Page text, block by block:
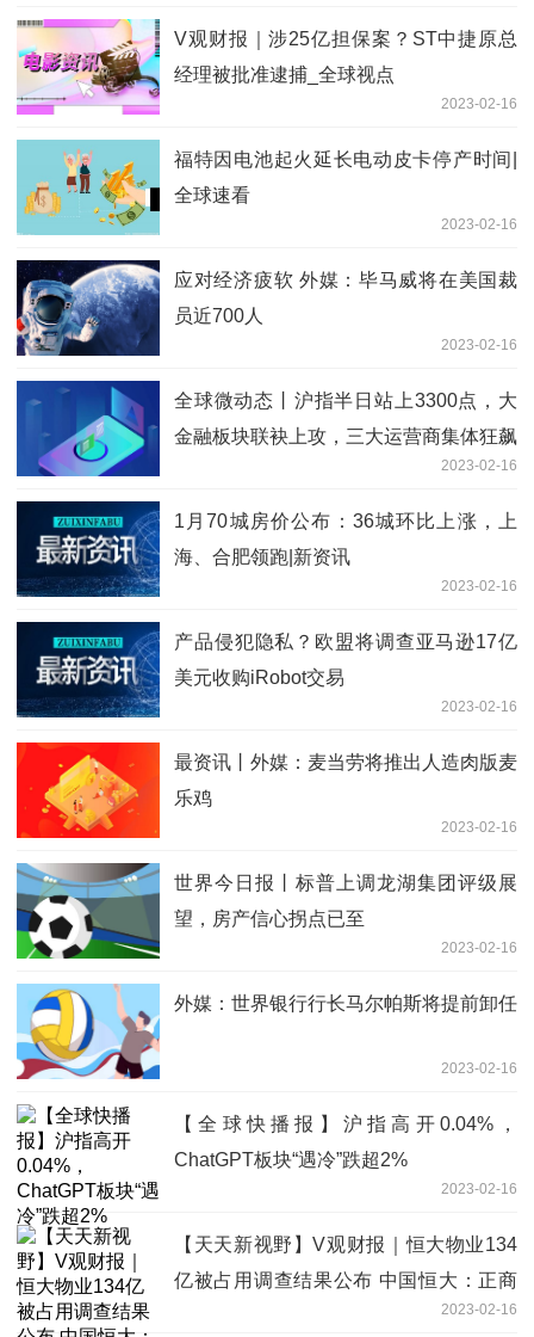
V观财报｜涉25亿担保案？ST中捷原总
经理被批准逮捕_全球视点
2023-02-16
福特因电池起火延长电动皮卡停产时间|
全球速看
2023-02-16
应对经济疲软 外媒：毕马威将在美国裁
员近700人
2023-02-16
全球微动态丨沪指半日站上3300点，大
金融板块联袂上攻，三大运营商集体狂飙
2023-02-16
1月70城房价公布：36城环比上涨，上
海、合肥领跑|新资讯
2023-02-16
产品侵犯隐私？欧盟将调查亚马逊17亿
美元收购iRobot交易
2023-02-16
最资讯丨外媒：麦当劳将推出人造肉版麦
乐鸡
2023-02-16
世界今日报丨标普上调龙湖集团评级展
望，房产信心拐点已至
2023-02-16
外媒：世界银行行长马尔帕斯将提前卸任
2023-02-16
【全球快播报】沪指高开0.04%，
ChatGPT板块“遇冷”跌超2%
2023-02-16
【天天新视野】V观财报｜恒大物业134
亿被占用调查结果公布 中国恒大：正商
2023-02-16